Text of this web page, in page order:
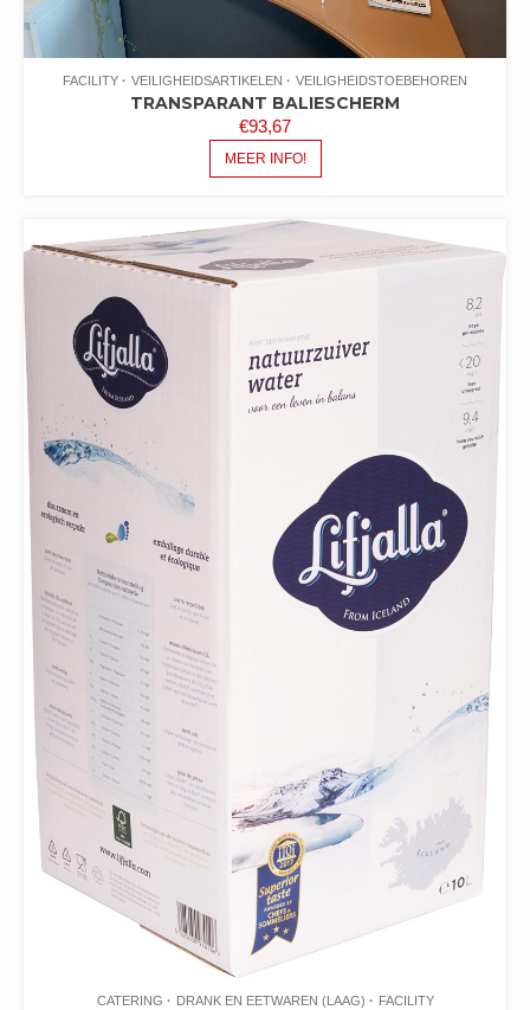
FACILITY VEILIGHEIDSARTIKELEN VEILIGHEIDSTOEBEHOREN
TRANSPARANT BALIESCHERM
€93,67
MEER INFO!
CATERING DRANK EN EETWAREN (LAAG) FACILITY